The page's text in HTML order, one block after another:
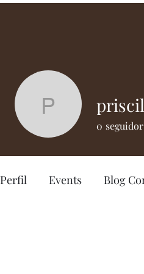
0 seguidor
Perfil Events Blog